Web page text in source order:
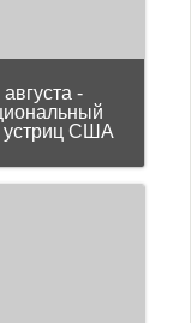
августа -
устриц США